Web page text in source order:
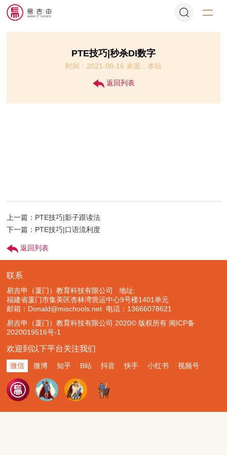
PTE技巧|秒杀DI数字
时间：2021-08-16 来源：本站
返回列表
上一篇：PTE技巧|影子跟读法
下一篇：PTE技巧|口语流利度
返回列表
联系
易吉申（厦门）教育科技有限公司 地址:
福建省厦门市集美区杏林湾营运中心9号楼1401单元
邮箱：Donald@mischools.net 电话：13666078621
易吉申（厦门）教育科技有限公司 2020© 版权所有 闽ICP备
2020019516号-1
欢迎到以下平台关注我们
微信 微博 知乎 B站 抖音 快手 小红书 视频号